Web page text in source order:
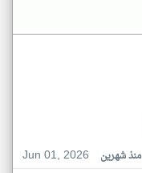
Jun 01, 2026
منذ شهرين